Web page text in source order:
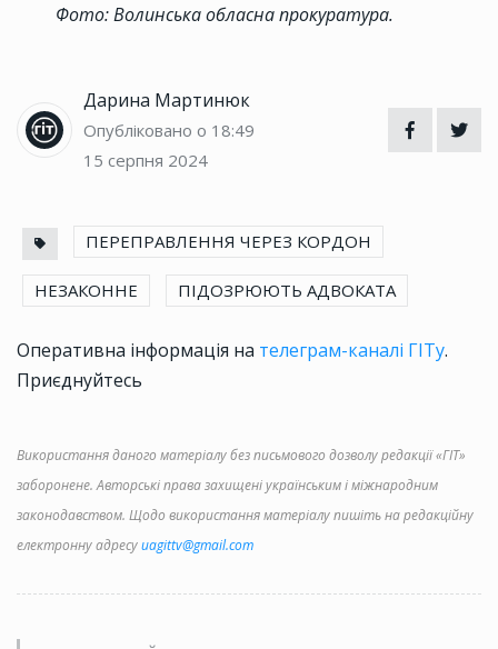
Фото: Волинська обласна прокуратура.
Дарина Мартинюк
Опубліковано о 18:49
15 серпня 2024
ПЕРЕПРАВЛЕННЯ ЧЕРЕЗ КОРДОН
НЕЗАКОННЕ ПІДОЗРЮЮТЬ АДВОКАТА
Оперативна інформація на телеграм-каналі ГІТу.
Приєднуйтесь
Використання даного матеріалу без письмового дозволу редакції «ГІТ»
заборонене. Авторські права захищені українським і міжнародним
законодавством. Щодо використання матеріалу пишіть на редакційну
електронну адресуuagittv@gmail.com